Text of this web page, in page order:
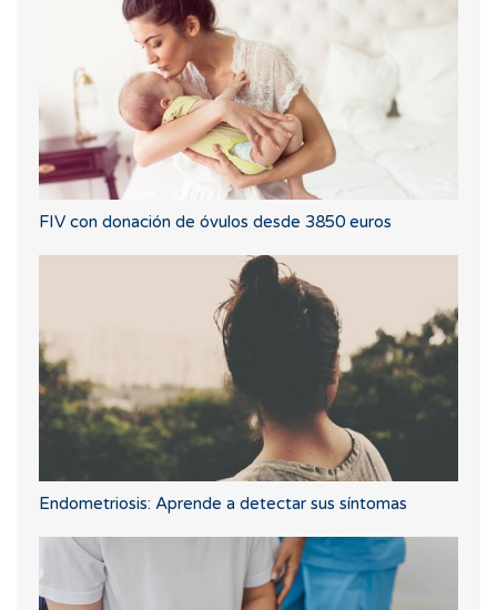
FIV con donación de óvulos desde 3850 euros
Endometriosis: Aprende a detectar sus síntomas